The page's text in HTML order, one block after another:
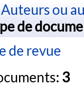
Auteurs ou
de
de revue
3